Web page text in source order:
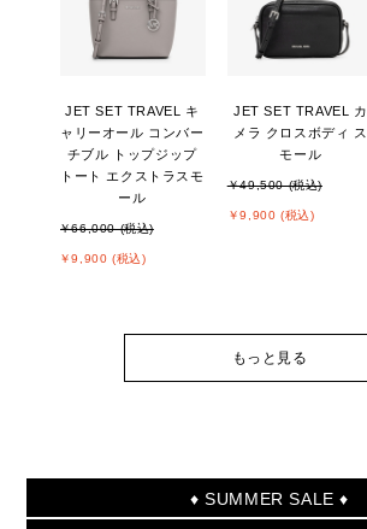
JET SET TRAVEL キ
ャリーオール コンバー
チブル トップジップ
トート エクストラスモ
ール
￥66,000 (税込)
￥9,900 (税込)
JET SET TRAVEL カ
メラ クロスボディ ス
モール
￥49,500 (税込)
￥9,900 (税込)
もっと見る
♦ SUMMER SALE ♦